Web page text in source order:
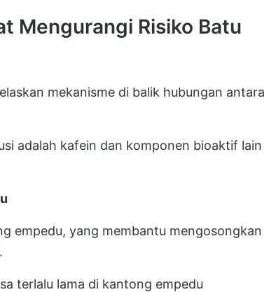
Mengurangi Risiko Batu
mekanisme di balik hubungan antara
adalah kafein dan komponen bioaktif lain
empedu, yang membantu mengosongkan
terlalu lama di kantong empedu